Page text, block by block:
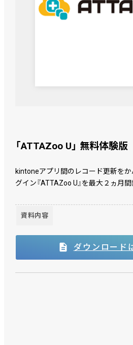
「ATTAZoo U」 無料体験版
kintoneアプリ間のレコード更新を
グイン『ATTAZoo U』を最大２ヵ月
資料内容
ダウンロード